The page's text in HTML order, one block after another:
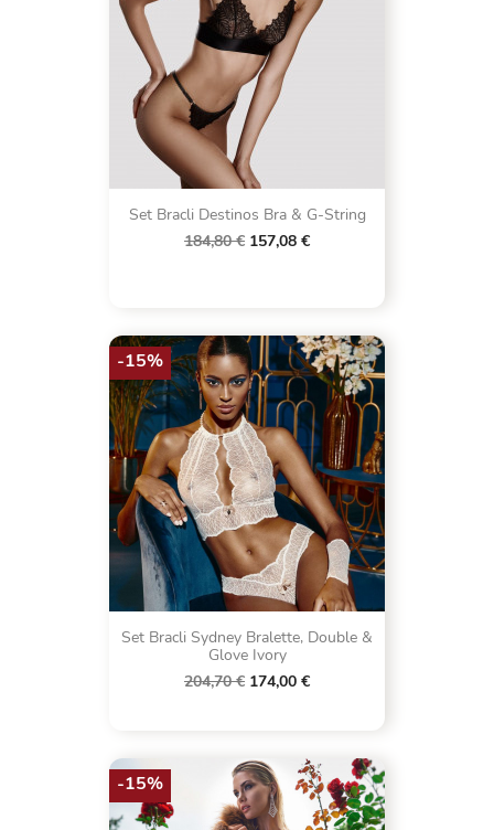
Set Bracli Destinos Bra & G-String
184,80 € 157,08 €
Set Bracli Sydney Bralette, Double &
Glove Ivory
204,70 € 174,00 €
-15%
-15%